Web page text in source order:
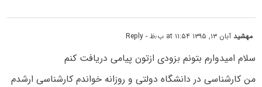
مهشیدآبان ۱۳, ۱۳۹۵ at ۱۱:۵۴ ب٫ظ - Reply
سلام امیدوارم بتونم بزودی ازتون پیامی دریافت کنم
من کارشناسی در دانشگاه دولتی و روزانه خواندم کارشناسی ارشدم